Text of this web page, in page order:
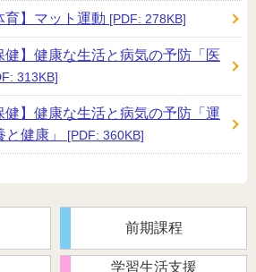
育】マット運動 [PDF: 278KB]
健】健康な生活と病気の予防「医
313KB]
健】健康な生活と病気の予防「運
健康」
[PDF: 360KB]
前期課程
学習生活支援